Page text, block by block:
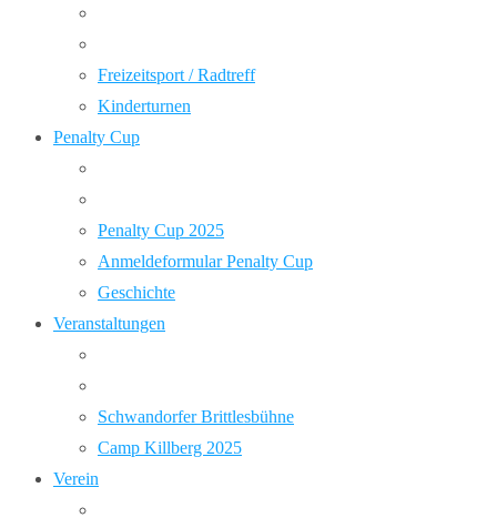
Freizeitsport / Radtreff
Kinderturnen
Penalty Cup
Penalty Cup 2025
Anmeldeformular Penalty Cup
Geschichte
Veranstaltungen
Schwandorfer Brittlesbühne
Camp Killberg 2025
Verein